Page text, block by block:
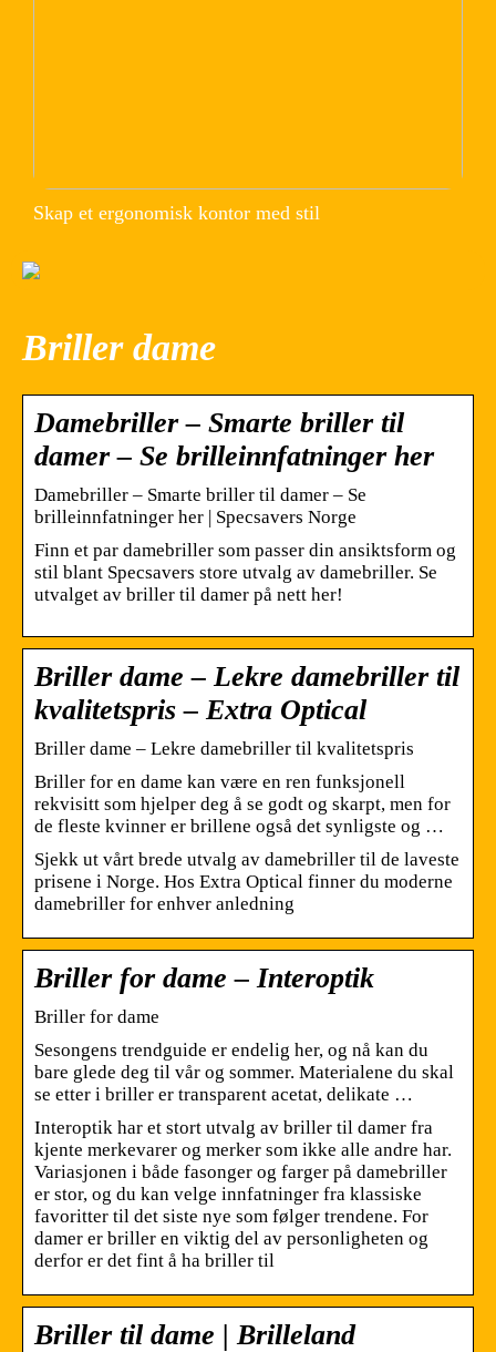
Skap et ergonomisk kontor med stil
Briller dame
Damebriller – Smarte briller til
damer – Se brilleinnfatninger her
Damebriller – Smarte briller til damer – Se
brilleinnfatninger her | Specsavers Norge
Finn et par damebriller som passer din ansiktsform og
stil blant Specsavers store utvalg av damebriller. Se
utvalget av briller til damer på nett her!
Briller dame – Lekre damebriller til
kvalitetspris – Extra Optical
Briller dame – Lekre damebriller til kvalitetspris
Briller for en dame kan være en ren funksjonell
rekvisitt som hjelper deg å se godt og skarpt, men for
de fleste kvinner er brillene også det synligste og …
Sjekk ut vårt brede utvalg av damebriller til de laveste
prisene i Norge. Hos Extra Optical finner du moderne
damebriller for enhver anledning
Briller for dame – Interoptik
Briller for dame
Sesongens trendguide er endelig her, og nå kan du
bare glede deg til vår og sommer. Materialene du skal
se etter i briller er transparent acetat, delikate …
Interoptik har et stort utvalg av briller til damer fra
kjente merkevarer og merker som ikke alle andre har.
Variasjonen i både fasonger og farger på damebriller
er stor, og du kan velge innfatninger fra klassiske
favoritter til det siste nye som følger trendene. For
damer er briller en viktig del av personligheten og
derfor er det fint å ha briller til
Briller til dame | Brilleland